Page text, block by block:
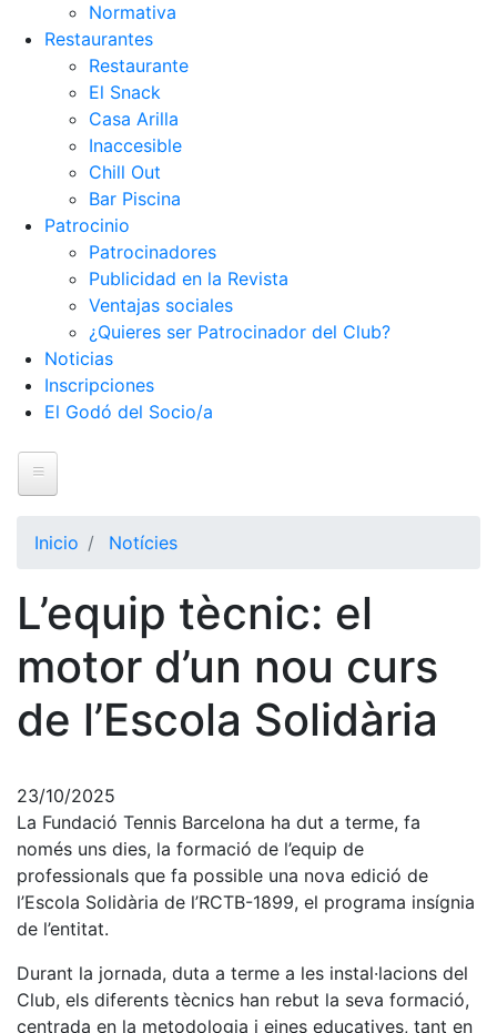
Normativa
Restaurantes
Restaurante
El Snack
Casa Arilla
Inaccesible
Chill Out
Bar Piscina
Patrocinio
Patrocinadores
Publicidad en la Revista
Ventajas sociales
¿Quieres ser Patrocinador del Club?
Noticias
Inscripciones
El Godó del Socio/a
Historia
Nuestra
historia
Cronología
Presidentes
Organización
Junta
directiva
Comisiones
y comités
Estructura
Fundación
Inicio Notícies
L’equip tècnic: el
motor d’un nou curs
de l’Escola Solidària
23/10/2025
La Fundació Tennis Barcelona ha dut a terme, fa
només uns dies, la formació de l’equip de
professionals que fa possible una nova edició de
l’Escola Solidària de l’RCTB-1899, el programa insígnia
de l’entitat.
Durant la jornada, duta a terme a les instal·lacions del
Club, els diferents tècnics han rebut la seva formació,
centrada en la metodologia i eines educatives, tant en